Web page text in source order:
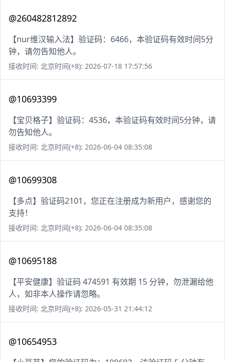
@260482812892
【nur维汉输入法】验证码：6466，本验证码有效时间5分
钟，请勿告知他人。
接收时间: 北京时间(+8): 2026-07-18 17:57:56
@10693399
【宝贝格子】验证码：4536，本验证码有效时间5分钟，请
勿告知他人。
接收时间: 北京时间(+8): 2026-06-04 08:35:08
@10699308
【多点】验证码2101，您正在注册成为新用户，感谢您的
支持！
接收时间: 北京时间(+8): 2026-06-04 08:35:08
@10695188
【平安健康】验证码 474591 有效期 15 分钟，勿泄漏给他
人，如非本人操作请忽略。
接收时间: 北京时间(+8): 2026-05-31 21:44:12
@10654953